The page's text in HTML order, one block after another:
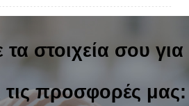
στοιχεία σου για
τις προσφορές μας: